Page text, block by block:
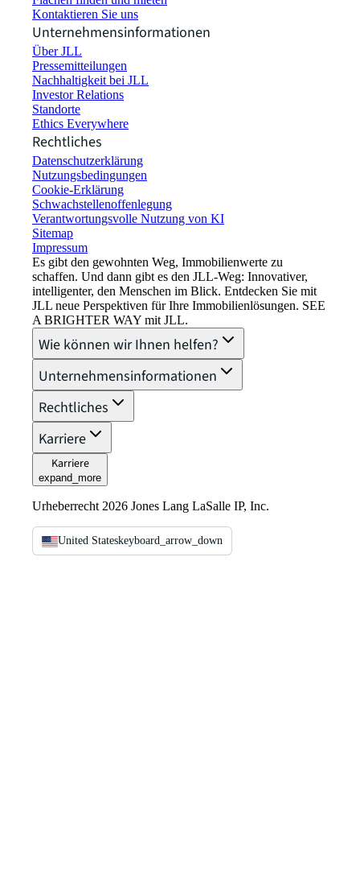
Kontaktieren Sie uns
Unternehmensinformationen
Über JLL
Pressemitteilungen
Nachhaltigkeit bei JLL
Investor Relations
Standorte
Ethics Everywhere
Rechtliches
Datenschutzerklärung
Nutzungsbedingungen
Cookie-Erklärung
Schwachstellenoffenlegung
Verantwortungsvolle Nutzung von KI
Sitemap
Impressum​
Es gibt den gewohnten Weg, Immobilienwerte zu
schaffen. Und dann gibt es den JLL-Weg: Innovativer,
intelligenter, den Menschen im Blick. Entdecken Sie mit
JLL neue Perspektiven für Ihre Immobilienlösungen. SEE
A BRIGHTER WAY mit JLL.
Wie können wir Ihnen helfen?
Unternehmensinformationen
Rechtliches
Karriere
Karriere
expand_more
Urheberrecht 2026 Jones Lang LaSalle IP, Inc.
United Stateskeyboard_arrow_down